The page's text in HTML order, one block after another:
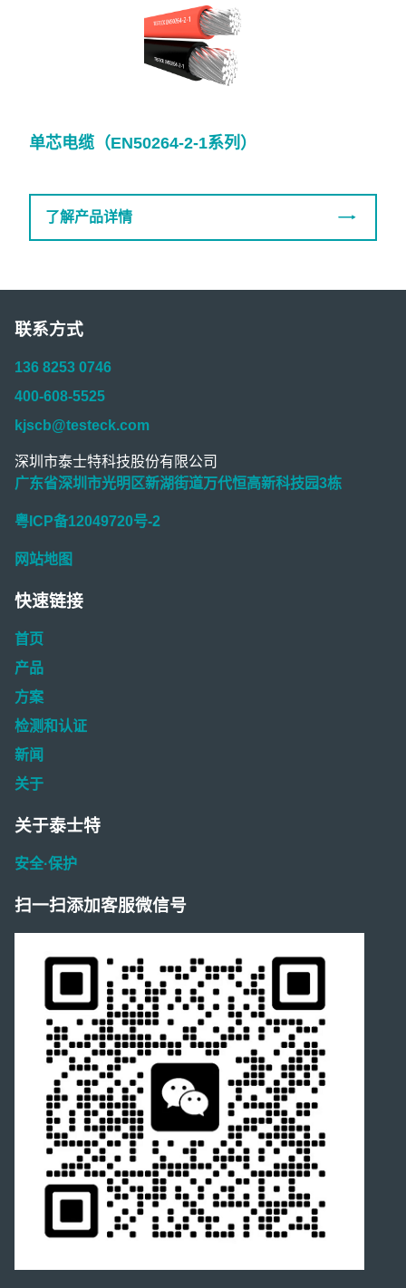
单芯电缆（EN50264-2-1系列）
了解产品详情
联系方式
136 8253 0746
400-608-5525
kjscb@testeck.com
深圳市泰士特科技股份有限公司
广东省深圳市光明区新湖街道万代恒高新科技园3栋
粤ICP备12049720号-2
网站地图
快速链接
首页
产品
方案
检测和认证
新闻
关于
关于泰士特
安全·保护
扫一扫添加客服微信号